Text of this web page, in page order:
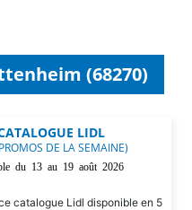
(68270)
LIDL
DE LA SEMAINE)
du 13 au 19 août 2026
catalogue Lidl disponible en 5